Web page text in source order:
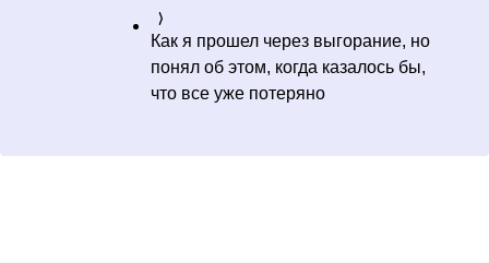
Как я прошел через выгорание, но
понял об этом, когда казалось бы,
что все уже потеряно